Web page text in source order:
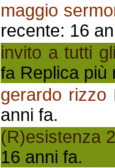
maggio
recente: 16
invito a tutti
fa Replica più
gerardo rizzo
anni fa.
(R)esistenza
16 anni fa.